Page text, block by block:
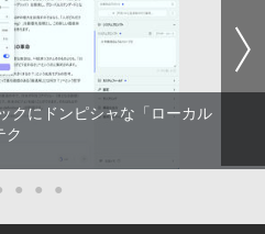
モノクロ版 115 (ジャンプコミッ
クにドンピシャな「ローカル
ク
● ● ●